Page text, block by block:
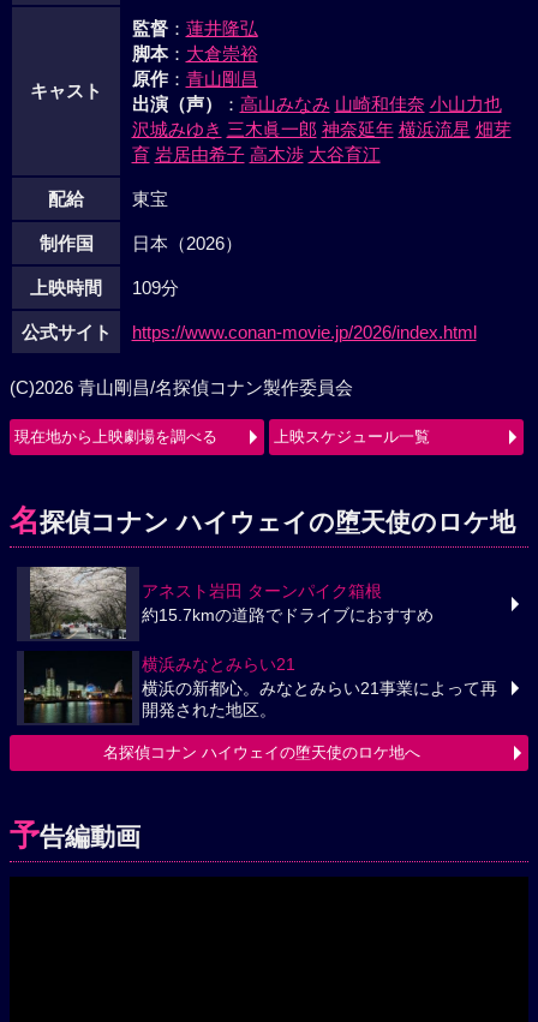
キャスト
監督：蓮井隆弘
脚本：大倉崇裕
原作：青山剛昌
出演（声）
：高山みなみ 山崎和佳奈 小山力也
沢城みゆき 三木眞一郎 神奈延年 横浜流星 畑芽
育 岩居由希子 高木渉 大谷育江
配給 東宝
制作国 日本（2026）
上映時間 109分
公式サイト https://www.conan-movie.jp/2026/index.html
(C)2026 青山剛昌/名探偵コナン製作委員会
現在地から上映劇場を調べる 上映スケジュール一覧
名探偵コナン ハイウェイの堕天使のロケ地
アネスト岩田 ターンパイク箱根
約15.7kmの道路でドライブにおすすめ
横浜みなとみらい21
横浜の新都心。みなとみらい21事業によって再
開発された地区。
名探偵コナン ハイウェイの堕天使のロケ地へ
予告編動画